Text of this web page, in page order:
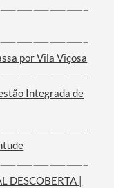
por Vila Viçosa
Integrada de
DESCOBERTA |